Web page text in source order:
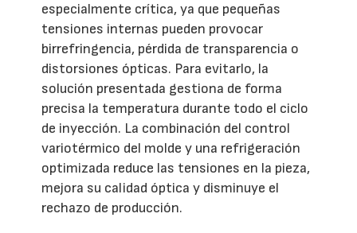
especialmente crítica, ya que pequeñas
tensiones internas pueden provocar
birrefringencia, pérdida de transparencia o
distorsiones ópticas. Para evitarlo, la
solución presentada gestiona de forma
precisa la temperatura durante todo el ciclo
de inyección. La combinación del control
variotérmico del molde y una refrigeración
optimizada reduce las tensiones en la pieza,
mejora su calidad óptica y disminuye el
rechazo de producción.